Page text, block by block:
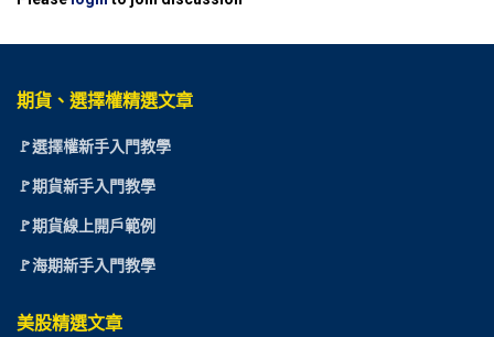
期貨、選擇權精選文章
🚩選擇權新手入門教學
🚩期貨新手入門教學
🚩期貨線上開戶範例
🚩海期新手入門教學
美股精選文章